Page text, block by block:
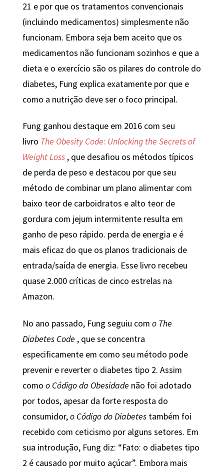
21 e por que os tratamentos convencionais
(incluindo medicamentos) simplesmente não
funcionam. Embora seja bem aceito que os
medicamentos não funcionam sozinhos e que a
dieta e o exercício são os pilares do controle do
diabetes, Fung explica exatamente por que e
como a nutrição deve ser o foco principal.
Fung ganhou destaque em 2016 com seu
livro The Obesity Code: Unlocking the Secrets of
Weight Loss , que desafiou os métodos típicos
de perda de peso e destacou por que seu
método de combinar um plano alimentar com
baixo teor de carboidratos e alto teor de
gordura com jejum intermitente resulta em
ganho de peso rápido. perda de energia e é
mais eficaz do que os planos tradicionais de
entrada/saída de energia. Esse livro recebeu
quase 2.000 críticas de cinco estrelas na
Amazon.
No ano passado, Fung seguiu com o The
Diabetes Code , que se concentra
especificamente em como seu método pode
prevenir e reverter o diabetes tipo 2. Assim
como o Código da Obesidade não foi adotado
por todos, apesar da forte resposta do
consumidor,o Código do Diabetestambém foi
recebido com ceticismo por alguns setores. Em
sua introdução, Fung diz: “Fato: o diabetes tipo
2 é causado por muito açúcar”. Embora mais